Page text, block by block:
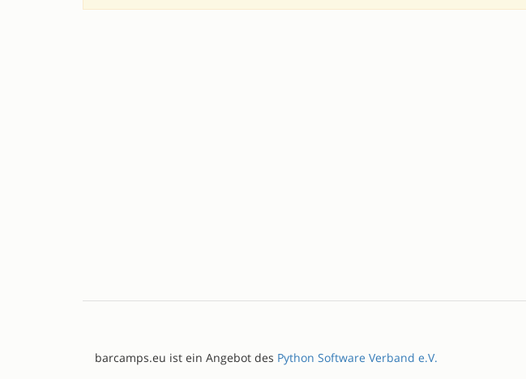
barcamps.eu ist ein Angebot des Python Software Verband e.V.